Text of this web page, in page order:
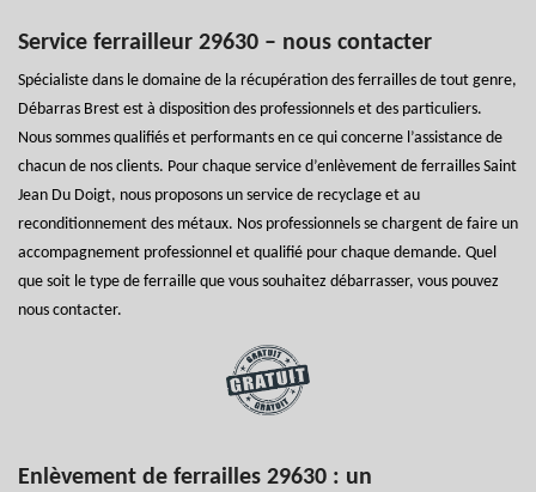
Service ferrailleur 29630 – nous contacter
Spécialiste dans le domaine de la récupération des ferrailles de tout genre,
Débarras Brest est à disposition des professionnels et des particuliers.
Nous sommes qualifiés et performants en ce qui concerne l’assistance de
chacun de nos clients. Pour chaque service d’enlèvement de ferrailles Saint
Jean Du Doigt, nous proposons un service de recyclage et au
reconditionnement des métaux. Nos professionnels se chargent de faire un
accompagnement professionnel et qualifié pour chaque demande. Quel
que soit le type de ferraille que vous souhaitez débarrasser, vous pouvez
nous contacter.
Enlèvement de ferrailles 29630 : un